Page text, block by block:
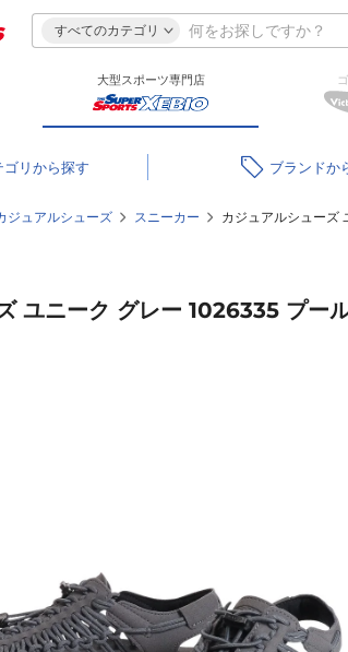
すべてのカテゴリ
大型スポーツ専門店
リ ブランド
ジュアルシューズ スニーカー カジュアルシューズ
ユニーク グレー 1026335 プー